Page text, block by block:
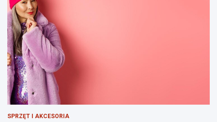
SPRZĘT I AKCESORIA